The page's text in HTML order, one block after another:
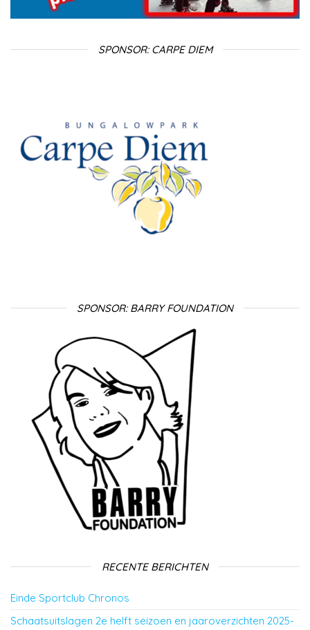
SPONSOR: CARPE DIEM
SPONSOR: BARRY FOUNDATION
RECENTE BERICHTEN
Einde Sportclub Chronos
Schaatsuitslagen 2e helft seizoen en jaaroverzichten 2025-